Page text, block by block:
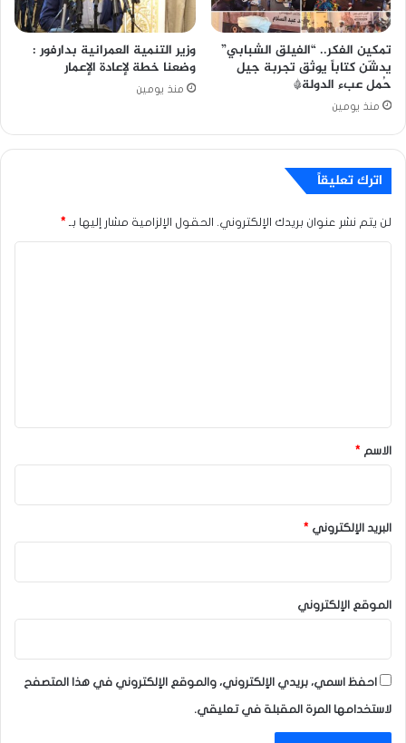
تمكين الفكر.. “الفيلق الشبابي”
يدشّن كتاباً يوثق تجربة جيل
حُمل عبء الدولة*
منذ يومين
وزير التنمية العمرانية بدارفور :
وضعنا خطة لإعادة الإعمار
منذ يومين
اترك تعليقاً
لن يتم نشر عنوان بريدك الإلكتروني. الحقول الإلزامية مشار إليها بـ *
*
الاسم *
البريد الإلكتروني *
الموقع الإلكتروني
احفظ اسمي، بريدي الإلكتروني، والموقع الإلكتروني في هذا المتصفح
لاستخدامها المرة المقبلة في تعليقي.